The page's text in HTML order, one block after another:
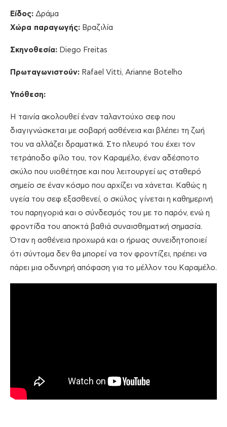
Είδος: Δράμα
Χώρα παραγωγής: Βραζιλία
Σκηνοθεσία: Diego Freitas
Πρωταγωνιστούν: Rafael Vitti, Arianne Botelho
Υπόθεση:
Η ταινία ακολουθεί έναν ταλαντούχο σεφ που
διαγιγνώσκεται με σοβαρή ασθένεια και βλέπει τη ζωή
του να αλλάζει δραματικά. Στο πλευρό του έχει τον
τετράποδο φίλο του, τον Καραμέλο, έναν αδέσποτο
σκύλο που υιοθέτησε και που λειτουργεί ως σταθερό
σημείο σε έναν κόσμο που αρχίζει να χάνεται. Καθώς η
υγεία του σεφ εξασθενεί, ο σκύλος γίνεται η καθημερινή
του παρηγοριά και ο σύνδεσμός του με το παρόν, ενώ η
φροντίδα του αποκτά βαθιά συναισθηματική σημασία.
Όταν η ασθένεια προχωρά και ο ήρωας συνειδητοποιεί
ότι σύντομα δεν θα μπορεί να τον φροντίζει, πρέπει να
πάρει μια οδυνηρή απόφαση για το μέλλον του Καραμέλο.